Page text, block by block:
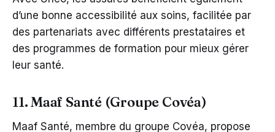
d’une bonne accessibilité aux soins, facilitée par
des partenariats avec différents prestataires et
des programmes de formation pour mieux gérer
leur santé.
11. Maaf Santé (Groupe Covéa)
Maaf Santé, membre du groupe Covéa, propose